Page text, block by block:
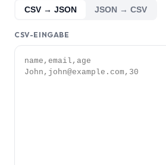
CSV → JSON JSON → CSV
CSV-EINGABE